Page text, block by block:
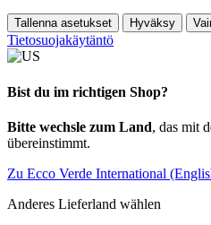
Tallenna asetukset Hyväksy
Tietosuojakäytäntö
Bist du im richtigen Shop?
Bitte wechsle zum Land, das mit
übereinstimmt.
Zu Ecco Verde International
Anderes Lieferland wählen